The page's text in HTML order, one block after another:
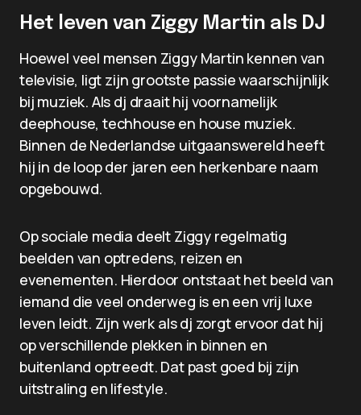
Het leven van Ziggy Martin als DJ
Hoewel veel mensen Ziggy Martin kennen van
televisie, ligt zijn grootste passie waarschijnlijk
bij muziek. Als dj draait hij voornamelijk
deephouse, techhouse en house muziek.
Binnen de Nederlandse uitgaanswereld heeft
hij in de loop der jaren een herkenbare naam
opgebouwd.
Op sociale media deelt Ziggy regelmatig
beelden van optredens, reizen en
evenementen. Hierdoor ontstaat het beeld van
iemand die veel onderweg is en een vrij luxe
leven leidt. Zijn werk als dj zorgt ervoor dat hij
op verschillende plekken in binnen en
buitenland optreedt. Dat past goed bij zijn
uitstraling en lifestyle.